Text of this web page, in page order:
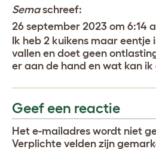
Sema schreef:
26 september 2023 om 6:14
Ik heb 2 kuikens maar eentje
vallen en doet geen
er aan de hand en wat kan ik
Geef een reactie
Het e-mailadres wordt niet
Verplichte velden zijn